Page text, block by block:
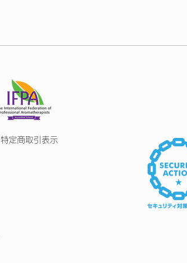
特定商取引表示